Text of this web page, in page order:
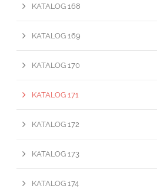
KATALOG 168
KATALOG 169
KATALOG 170
KATALOG 171
KATALOG 172
KATALOG 173
KATALOG 174